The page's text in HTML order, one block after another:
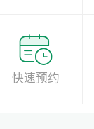
快速预约